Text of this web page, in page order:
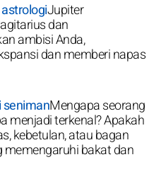
Jupiter
dan
ambisi Anda,
dan memberi napas
senimanMengapa seorang
menjadi terkenal? Apakah
kebetulan, atau bagan
memengaruhi bakat dan